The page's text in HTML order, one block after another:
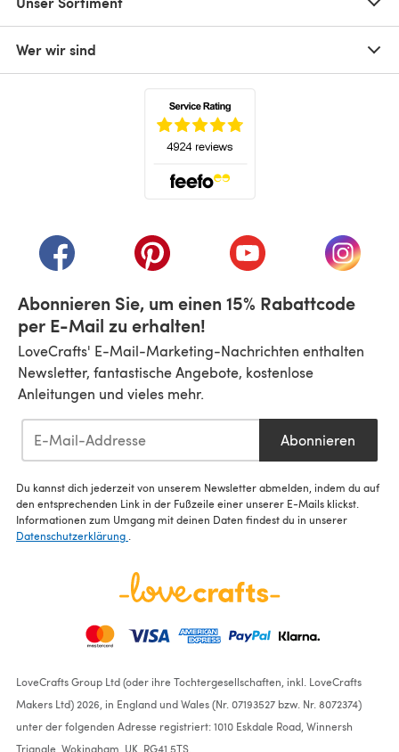
Wer wir sind
(öffnet sich in einem neuen Tab)
(öffnet sich in einem neuen Tab)
(öffnet sich in einem
(öffnet
Abonnieren Sie, um einen 15% Rabattcode
per E-Mail zu erhalten!
LoveCrafts' E-Mail-Marketing-Nachrichten enthalten
Newsletter, fantastische Angebote, kostenlose
Anleitungen und vieles mehr.
Abonnieren
Du kannst dich jederzeit von unserem Newsletter abmelden, indem du auf
den entsprechenden Link in der Fußzeile einer unserer E-Mails klickst.
Informationen zum Umgang mit deinen Daten findest du in unserer
Datenschutzerklärung
LoveCrafts Group Ltd (oder ihre Tochtergesellschaften, inkl. LoveCrafts
Makers Ltd) 2026, in England und Wales (Nr. 07193527 bzw. Nr. 8072374)
unter der folgenden Adresse registriert: 1010 Eskdale Road, Winnersh
Triangle, Wokingham, UK, RG41 5TS.